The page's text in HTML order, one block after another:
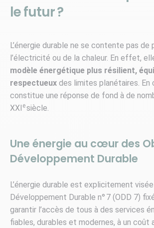
le futur ?
L’énergie durable ne se contente pas de
l’électricité ou de la chaleur. En effet,
modèle énergétique plus résilient,
respectueux des limites planétaires. En
constitue une réponse de fond à de
XXI esiècle.
Une énergie au cœur des
Développement Durable
L’énergie durable est explicitement
Développement Durable n° 7 (ODD 7) fixé
garantir l’accès de tous à des services
fiables, durables et modernes, à un coût